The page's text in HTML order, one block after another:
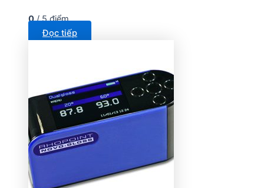
0/ 5 điểm
Đọc tiếp